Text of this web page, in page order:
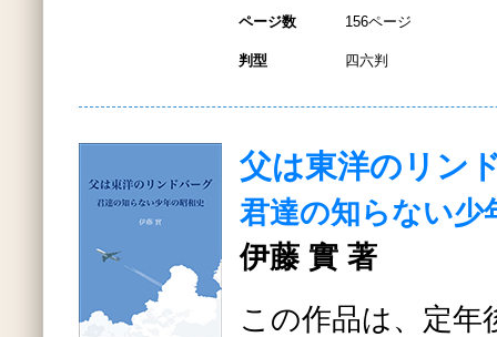
ページ数 156ページ
判型 四六判
父は東洋のリン
君達の知らない少
伊藤 實 著
この作品は、定年